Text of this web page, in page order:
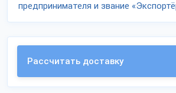
предпринимателя и звание
Рассчитать доставку